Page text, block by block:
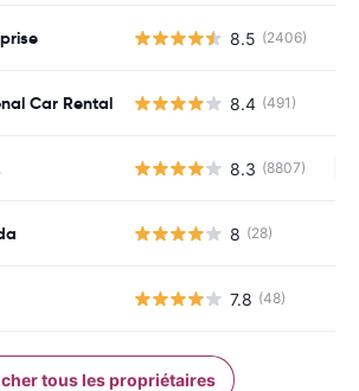
8.5 (2406)
Car Rental 8.4 (491)
8.3 (8807)
8 (28)
7.8 (48)
tous les propriétaires